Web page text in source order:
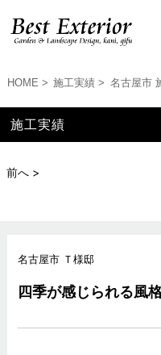
HOME 施工実績 名古屋市
施工実績
前へ >
名古屋市 Ｔ様邸
四季が感じられる風